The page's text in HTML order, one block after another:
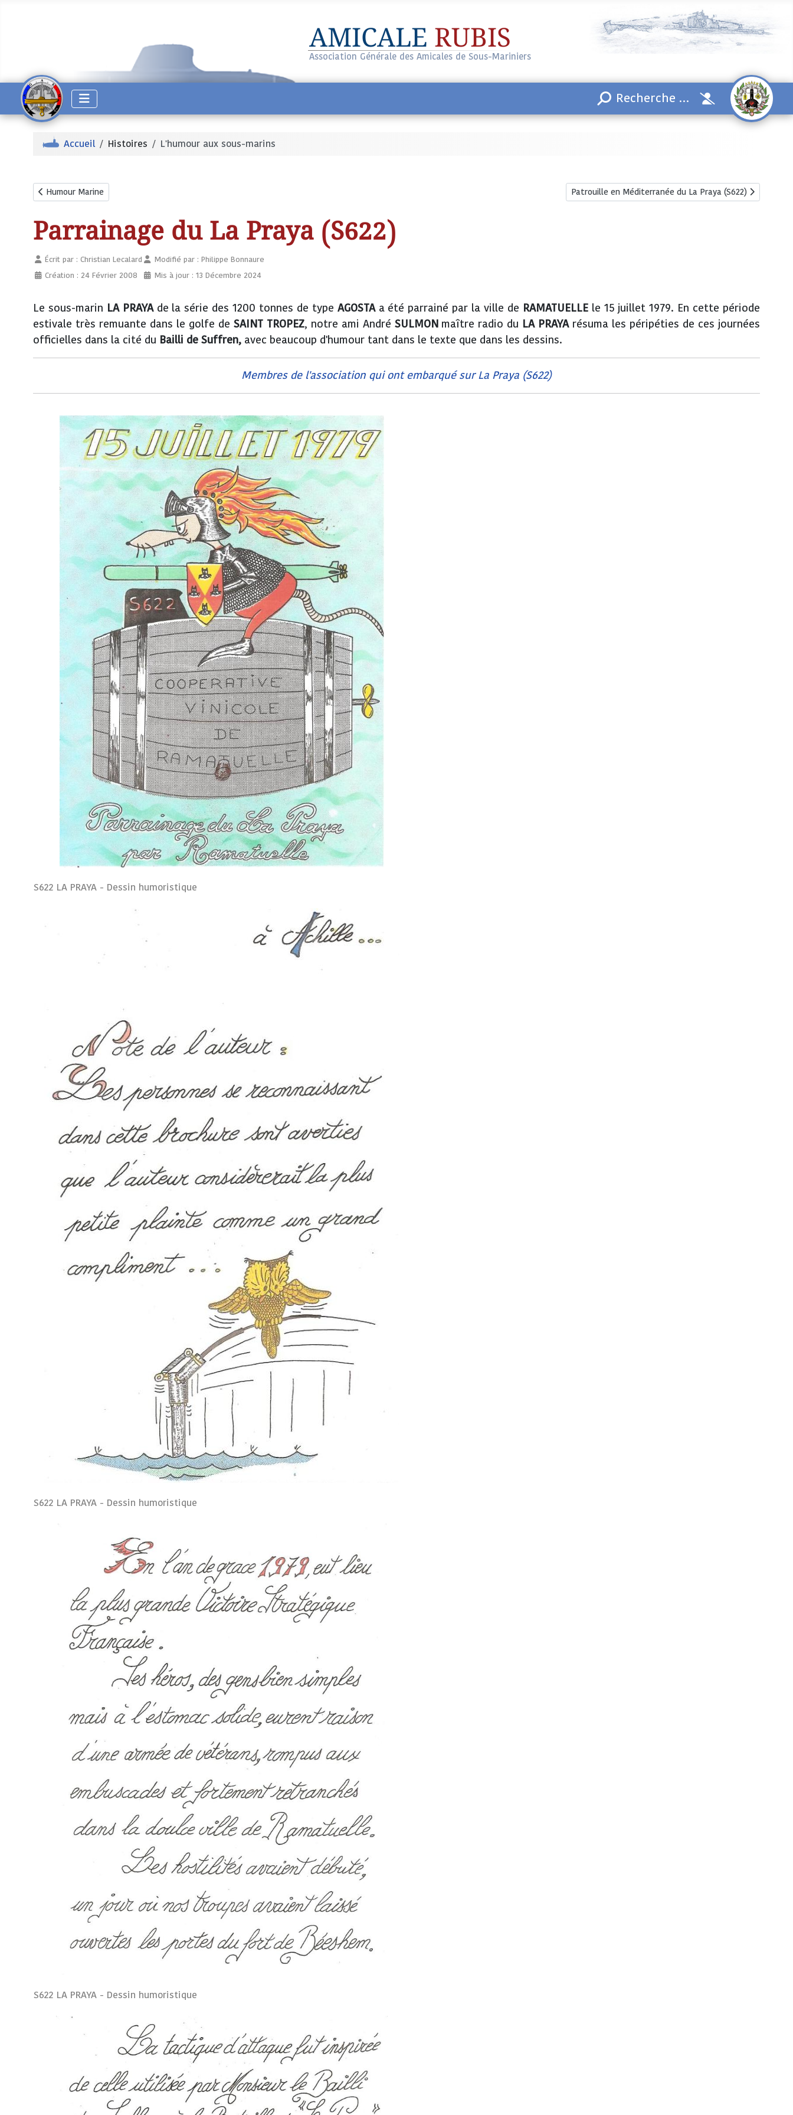
AMICALE RUBIS
Association Générale des Amicales de Sous-Mariniers
Accueil Histoires L'humour aux sous-marins
Article précédent : Humour Marine
Humour Marine Article suivant : Patrouille en Méditerranée du La Praya
Patrouille en Méditerranée du La Praya (S622)
Parrainage du La Praya (S622)
Écrit par :Christian Lecalard
Création : 24 Février 2008
Modifié par : Philippe Bonnaure
Mis à jour : 13 Décembre 2024
Le sous-marin LA PRAYAde la série des 1200 tonnes de type AGOSTAa été parrainé par la ville de RAMATUELLE le 15 juillet 1979. En cette période
estivale très remuante dans le golfe de SAINT TROPEZ, notre ami André SULMONmaître radio du LA PRAYArésuma les péripéties de ces journées
officielles dans la cité du Bailli de Suffren, avec beaucoup d'humour tant dans le texte que dans les dessins.
Membres de l'association qui ont embarqué sur La Praya (S622)
S622 LA PRAYA - Dessin humoristique
S622 LA PRAYA - Dessin humoristique
S622 LA PRAYA - Dessin humoristique